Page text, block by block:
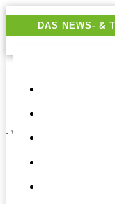
DAS NEWS- &
- Werbung -